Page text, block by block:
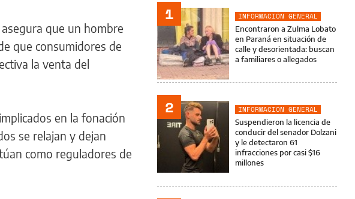
que un hombre
que consumidores de
la venta del
en la fonación
se relajan y dejan
como reguladores de
1
INFORMACIÓN GENERAL
Encontraron a Zulma Lobato
en Paraná en situación de
calle y desorientada: buscan
a familiares o allegados
2
INFORMACIÓN GENERAL
Suspendieron la licencia de
conducir del senador Dolzani
y le detectaron 61
infracciones por casi $16
millones